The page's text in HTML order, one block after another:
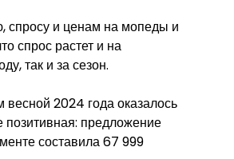
спросу и ценам на мопеды и
спрос растет и на
так и за сезон.
2024 года оказалось
позитивная: предложение
составила 67 999